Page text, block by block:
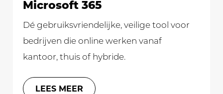
Microsoft 365
Dé gebruiksvriendelijke, veilige tool voor
bedrijven die online werken vanaf
kantoor, thuis of hybride.
LEES MEER